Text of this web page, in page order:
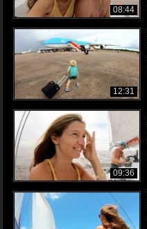
08:44
12:31
09:36